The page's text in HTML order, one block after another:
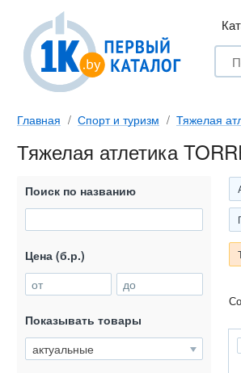
Главная Спорт и туризм Тяжелая
Тяжелая атлетика
Поиск по названию
Цена (б.р.)
от
до
Показывать товары